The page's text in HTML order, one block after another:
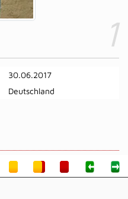
1
30.06.2017
Deutschland